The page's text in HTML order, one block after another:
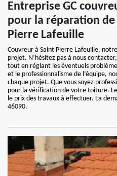
Entreprise GC
pour la réparation
Pierre Lafeuille
Couvreur à Saint Pierre Lafeuille,
projet. N’hésitez pas à nous
tout en réglant les éventuels
et le professionnalisme de l’équipe,
chaque projet. Que vous soyez
pour la vérification de votre toiture.
le prix des travaux à effectuer. La
46090.